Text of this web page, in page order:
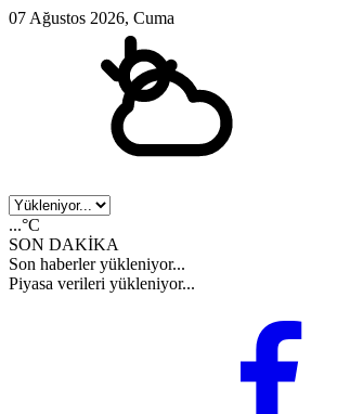
07 Ağustos 2026, Cuma
...°C
SON DAKİKA
Son haberler yükleniyor...
Piyasa verileri yükleniyor...